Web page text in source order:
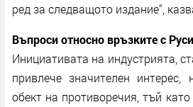
ред за следващото издание“,
Въпроси относно връзките с
Инициативата на индустрията,
привлече значителен
обект на противоречия, тъй